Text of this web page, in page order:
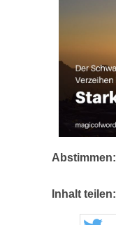
Abstimmen:
Inhalt teilen: